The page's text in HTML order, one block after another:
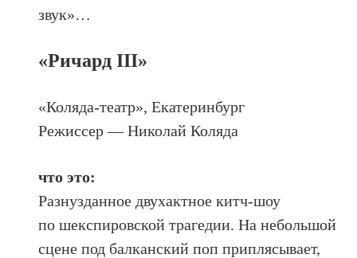
звук»…
«Ричард III»
«Коляда-театр», Екатеринбург
Режиссер — Николай Коляда
что это:
Разнузданное двухактное китч-шоу
по шекспировской трагедии. На небольшой
сцене под балканский поп приплясывает,